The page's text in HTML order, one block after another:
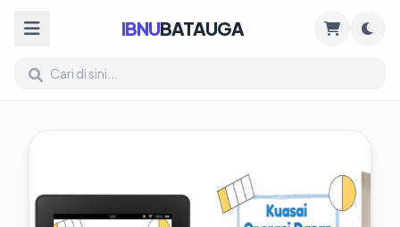
IBNUBATAUGA